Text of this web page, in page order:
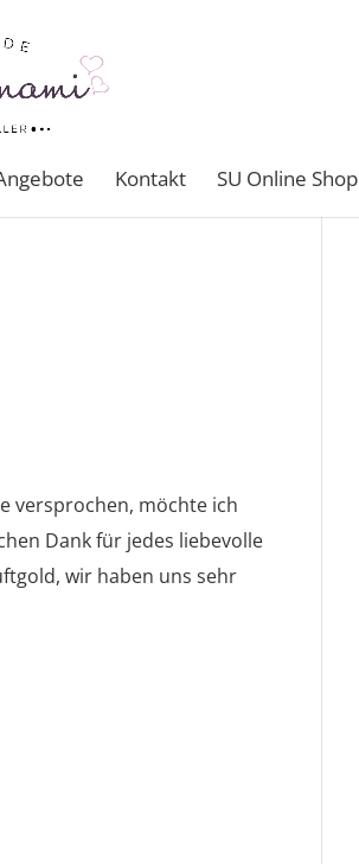
Kontakt SU Online Shop
versprochen, möchte ich
Dank für jedes liebevolle
wir haben uns sehr